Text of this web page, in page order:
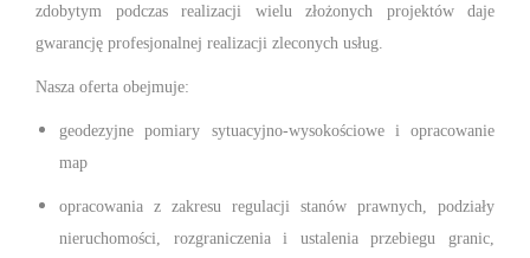
zdobytym podczas realizacji wielu złożonych projektów daje
gwarancję profesjonalnej realizacji zleconych usług.
Nasza oferta obejmuje:
geodezyjne pomiary sytuacyjno-wysokościowe i opracowanie
map
opracowania z zakresu regulacji stanów prawnych, podziały
nieruchomości, rozgraniczenia i ustalenia przebiegu granic,